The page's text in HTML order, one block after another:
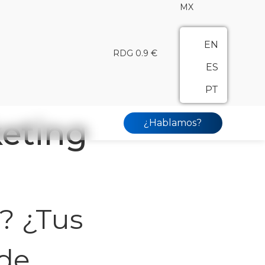
RDG 0.9 €
MX
EN
ES
PT
¿Hablamos?
¿Tus